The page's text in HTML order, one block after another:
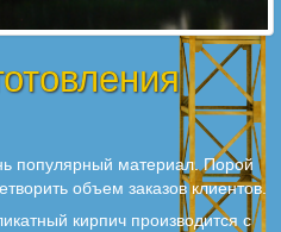
популярный материал. Порой
объем заказов клиентов.
кирпич производится с